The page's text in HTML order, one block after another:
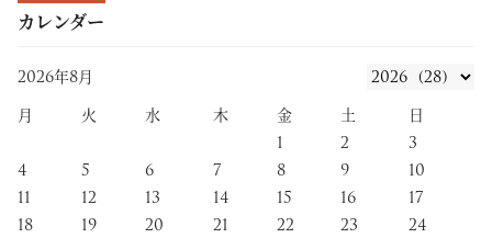
カレンダー
2026年8月
月
火 水 木 金 土
日
1
2
3
4
5 6 7 8 9
10
11
12 13 14 15 16
17
18
19 20 21 22 23
24